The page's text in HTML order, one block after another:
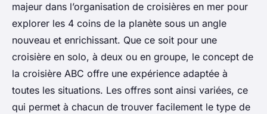
majeur dans l’organisation de croisières en mer pour
explorer les 4 coins de la planète sous un angle
nouveau et enrichissant. Que ce soit pour une
croisière en solo, à deux ou en groupe, le concept de
la croisière ABC offre une expérience adaptée à
toutes les situations. Les offres sont ainsi variées, ce
qui permet à chacun de trouver facilement le type de